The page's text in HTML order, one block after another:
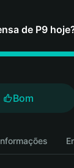
de P9
Bom